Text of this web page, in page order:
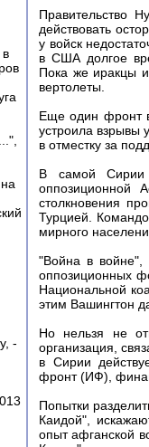
-
Правительство
действовать
у войск
в США долгое
Пока же иракцы
вертолеты.
Еще один фронт
устроила взрывы
в отместку за
В самой Сирии
оппозиционной
столкновения
Турцией.
мирного
"Война в войне",
оппозиционных
Национальной
этим Вашингтон
Но нельзя не
организация,
в Сирии
фронт (ИФ),
Попытки
Каидой",
опыт афганской